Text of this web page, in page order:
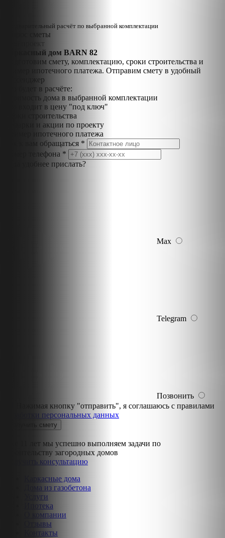
Предварительный расчёт по выбранной комплектации
Запрос сметы
Каркасный дом BARN 82
Подготовим смету, комплектацию, сроки строительства и
пример ипотечного платежа. Отправим смету в удобный
мессенджер
Что будет в расчёте:
Стоимость дома в выбранной комплектации
Что входит в цену "под ключ"
Сроки строительства
Подарки и акции по проекту
Пример ипотечного платежа
Как к вам обращаться *
Номер телефона *
Куда удобнее прислать?
Max
Telegram
Позвонить
Нажимая кнопку "отправить", я соглашаюсь с правилами
обработки персональных данных
Уже 11 лет мы успешно выполняем задачи по
строительству загородных домов
Получить консультацию
Каркасные дома
Дома из газобетона
Услуги
Ипотека
О компании
Отзывы
Контакты